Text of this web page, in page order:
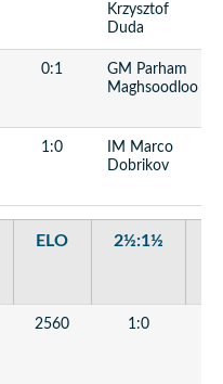
Krzysztof
Duda
0:1
GM Parham
Maghsoodloo
1:0
IM Marco
Dobrikov
ELO 2½:1½
2560 1:0